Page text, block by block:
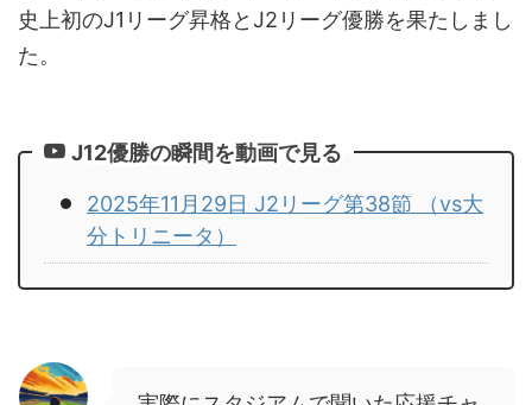
史上初のJ1リーグ昇格とJ2リーグ優勝を果たしまし
た。
J12優勝の瞬間を動画で見る
2025年11月29日 J2リーグ第38節 （vs大
分トリニータ）